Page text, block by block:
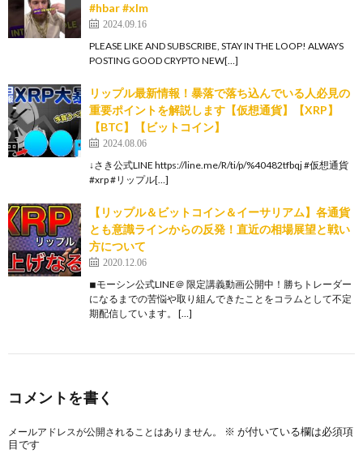
#hbar #xlm
2024.09.16
PLEASE LIKE AND SUBSCRIBE, STAY IN THE LOOP! ALWAYS
POSTING GOOD CRYPTO NEW[…]
リップル最新情報！暴落で落ち込んでいる人必見の
重要ポイントを解説します【仮想通貨】【XRP】
【BTC】【ビットコイン】
2024.08.06
↓さき公式LINE https://line.me/R/ti/p/%40482tfbqj #仮想通貨
#xrp #リップル[…]
【リップル＆ビットコイン＆イーサリアム】各通貨
とも意識ラインからの反発！直近の相場展望と戦い
方について
2020.12.06
◾︎モーシン公式LINE＠ 限定講義動画公開中！勝ちトレーダー
になるまでの苦悩や取り組んできたことをコラムとして不定
期配信しています。 […]
コメントを書く
メールアドレスが公開されることはありません。 ※ が付いている欄は必須項
目です